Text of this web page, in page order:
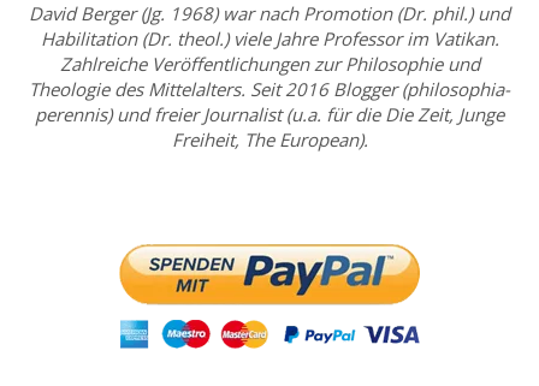
David Berger (Jg. 1968) war nach Promotion (Dr. phil.) und
Habilitation (Dr. theol.) viele Jahre Professor im Vatikan.
Zahlreiche Veröffentlichungen zur Philosophie und
Theologie des Mittelalters. Seit 2016 Blogger (philosophia-
perennis) und freier Journalist (u.a. für die Die Zeit, Junge
Freiheit, The European).